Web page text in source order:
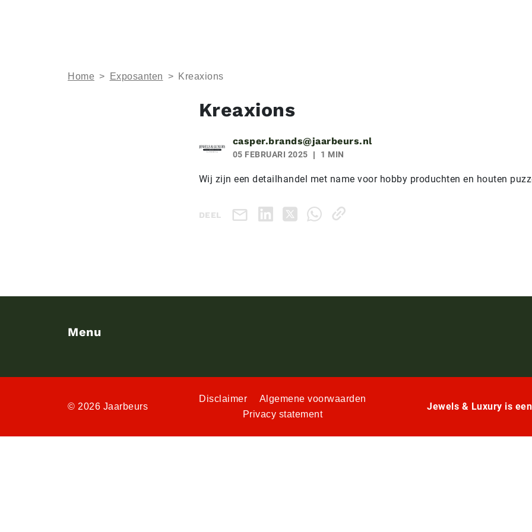
Home > Exposanten > Kreaxions
Kreaxions
casper.brands@jaarbeurs.nl
05 FEBRUARI 2025 1 MIN
Wij zijn een detailhandel met name voor hobby produchten en houten
DEEL
Menu
© 2026 Jaarbeurs
Disclaimer
Algemene voorwaarden
Privacy statement
Jewels & Luxury is